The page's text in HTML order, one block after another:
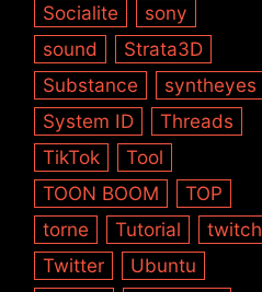
Socialite
sony
sound
Strata3D
Substance
syntheyes
System ID
Threads
TikTok
Tool
TOON BOOM
TOP
torne
Tutorial
twitch
Twitter
Ubuntu